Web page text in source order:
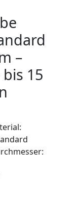
–
15